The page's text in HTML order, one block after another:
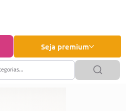
Seja premium